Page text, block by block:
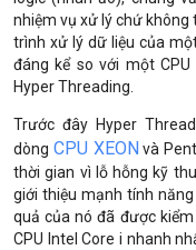
nhiệm vụ xử lý chứ không
trình xử lý dữ liệu của
đáng kể so với một
Hyper Threading.
Trước đây Hyper
dòng CPU XEON và
thời gian vì lỗ hỗng kỹ
giới thiệu mạnh tính năng
quả của nó đã được
CPU Intel Core i nhanh